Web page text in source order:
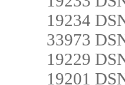
19234
33973
19229
19201